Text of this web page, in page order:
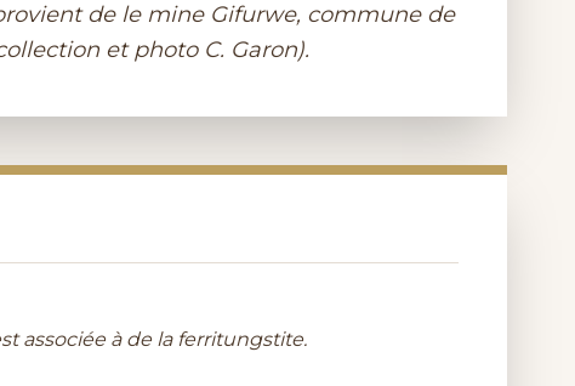
de le mine Gifurwe, commune de
et photo C. Garon).
associée à de la ferritungstite.